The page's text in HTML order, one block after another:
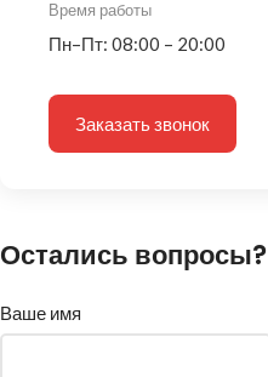
Время работы
Пн–Пт: 08:00 – 20:00
Заказать звонок
Остались вопросы?
Ваше имя